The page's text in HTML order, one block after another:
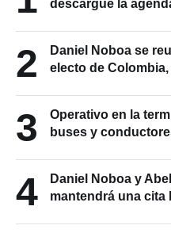
descargue la
2
Daniel Noboa se
electo de
3
Operativo en la
buses y
4
Daniel Noboa y
mantendrá una cita